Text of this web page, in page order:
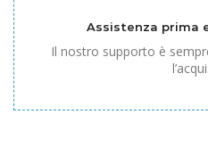
Assistenza prima
Il nostro supporto è